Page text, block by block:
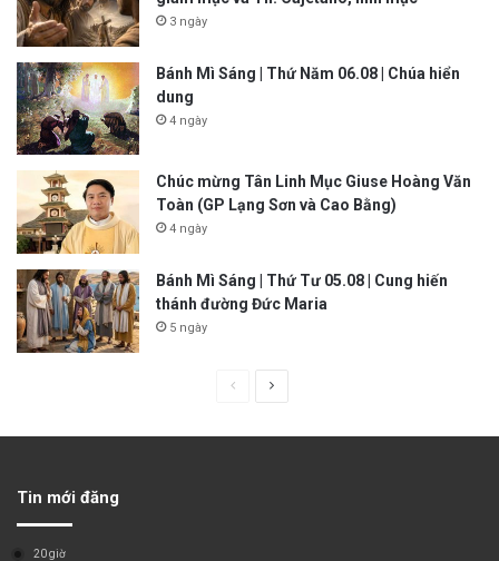
3 ngày
Bánh Mì Sáng | Thứ Năm 06.08 | Chúa hiển
dung
4 ngày
Chúc mừng Tân Linh Mục Giuse Hoàng Văn
Toàn (GP Lạng Sơn và Cao Bằng)
4 ngày
Bánh Mì Sáng | Thứ Tư 05.08 | Cung hiến
thánh đường Đức Maria
5 ngày
Tin mới đăng
20 giờ